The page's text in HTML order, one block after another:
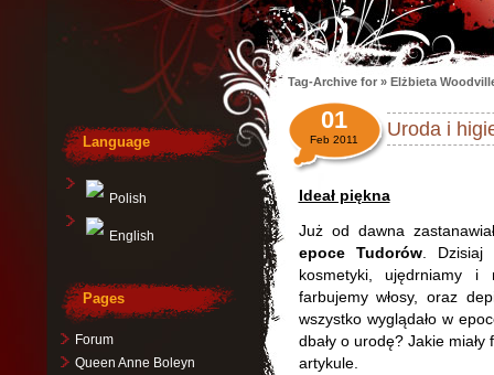
Tag-Archive for » Elżbieta
Uroda i
01
Feb 2011
Ideał piękna
Już od dawna
epoce Tudorów. Dzisiaj
kosmetyki, ujędrniamy
farbujemy włosy, oraz
wszystko wyglądało w
dbały o urodę? Jakie
artykule.
Language
Polish
English
Pages
Forum
Queen Anne Boleyn